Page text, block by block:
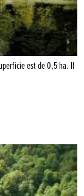
est de 0,5 ha. Il